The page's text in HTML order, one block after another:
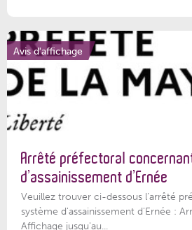
Avis d'affichage
Arrêté préfectoral
d’assainissement d’Ernée
Veuillez trouver ci-dessous l’arrêté
système d'assainissement d'Ernée :
Affichage jusqu'au...